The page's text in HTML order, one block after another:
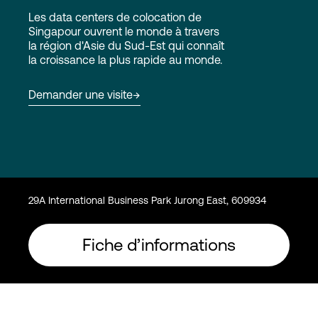
A propos de nous
Language
Connexion
Les data centers de colocation de
Singapour ouvrent le monde à travers
la région d'Asie du Sud-Est qui connaît
la croissance la plus rapide au monde.
Demander une visite
29A International Business Park Jurong East, 609934
Fiche d’informations